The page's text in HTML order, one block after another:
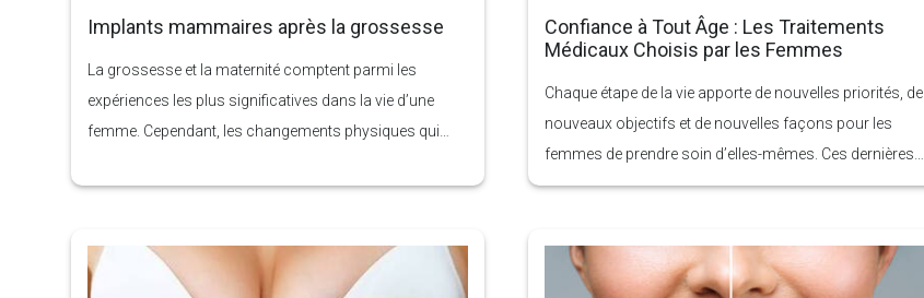
Implants mammaires après la grossesse
La grossesse et la maternité comptent parmi les
expériences les plus significatives dans la vie d’une
femme. Cependant, les changements physiques qui
peuvent parfois amener certaines femmes à se sentir
en ce qui concerne leurs seins.
Confiance à Tout Âge : Les Traitements
Médicaux Choisis par les Femmes
Chaque étape de la vie apporte de nouvelles priorités, de
nouveaux objectifs et de nouvelles façons pour les
femmes de prendre soin d’elles-mêmes. Ces dernières
années, les femmes du monde entier ont commencé à
confort et à leur confiance en elles. La médecine
moderne offre désormais des solutions avancées qui